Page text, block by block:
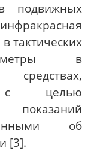
подвижных
тактических
в
с целью
об
[3].